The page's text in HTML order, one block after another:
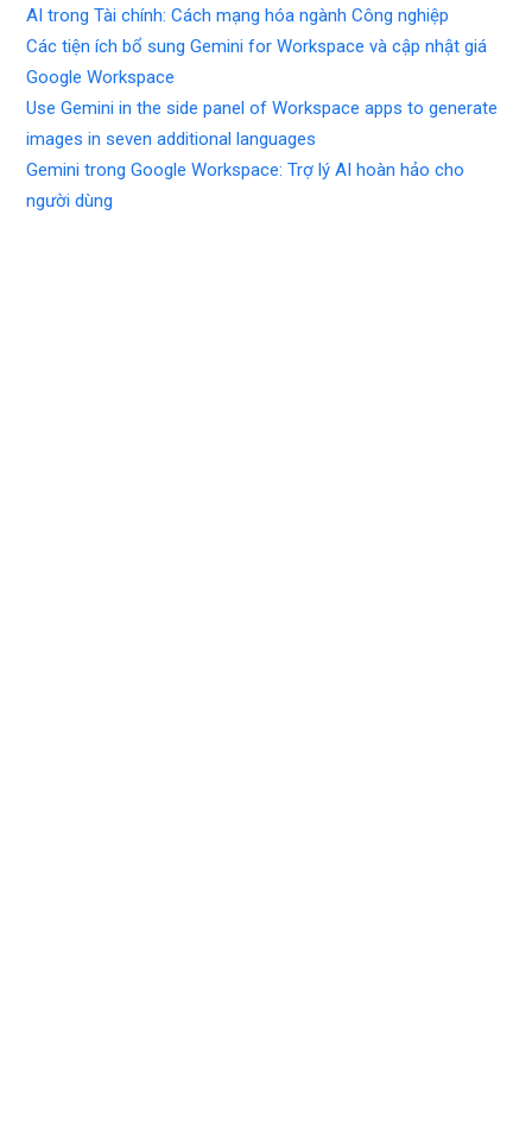
AI trong Tài chính: Cách mạng hóa ngành Công nghiệp
Các tiện ích bổ sung Gemini for Workspace và cập nhật giá
Google Workspace
Use Gemini in the side panel of Workspace apps to generate
images in seven additional languages
Gemini trong Google Workspace: Trợ lý AI hoàn hảo cho
người dùng